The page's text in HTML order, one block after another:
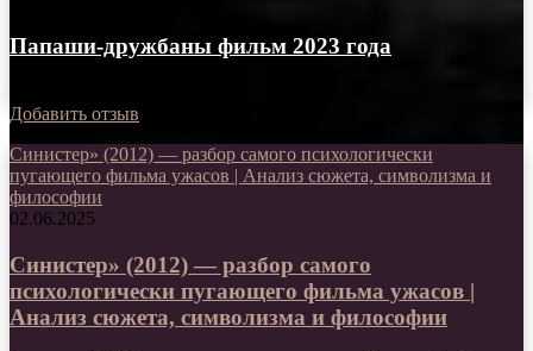
Папаши-дружбаны фильм 2023 года
Добавить отзыв
Синистер» (2012) — разбор самого психологически
пугающего фильма ужасов | Анализ сюжета, символизма и
философии
02.06.2025
Синистер» (2012) — разбор самого
психологически пугающего фильма ужасов |
Анализ сюжета, символизма и философии